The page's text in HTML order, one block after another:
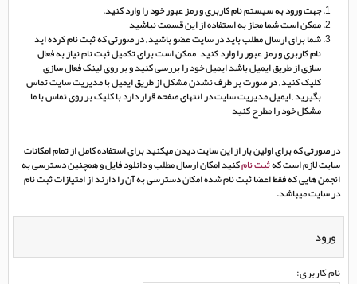
جهت ورود به سیستم نام کاربری و رمز عبور خود را وارد کنید.
ممکن است شما مجاز به استفاده از این قسمت نباشید
شما برای ارسال مطلب باید در سایت عضو باشید , در صورتی که ثبت نام کرده اید
نام کاربری و رمز عبور را وارد کنید , ممکن است برای تکمیل ثبت نام نیاز به فعال
سازی از طریق ایمیل باشد ایمیل خود را بررسی کنید و بر روی لینک فعال سازی
کلیک کنید , در صورت بر طرف نشدن مشکل از طریق ایمیل با مدیریت سایت تماس
بگیرید , ایمیل مدیریت سایت در انتهای صفحه قرار دارد با کلیک بر روی تماس با ما
مشکل خود را مطرح کنید
در صورتی که برای اولین بار از این سایت دیدن میکنید برای استفاده کامل از تمام امکانات
سایت لازم است کهثبت نامکنید امکان ارسال مطلب و دانلود فایل و همچنین دسترسی به
انجمن هایی که فقط اعضا ثبت نام شده امکان دسترسی به آن را دارند از امتیازات ثبت نام
در سایت میباشد.
ورود
نام کاربری: